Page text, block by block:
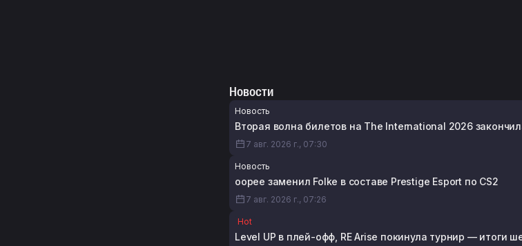
Новости
Новость
Вторая волна билетов на The International 2026
7 авг. 2026 г., 07:30
Новость
oopee заменил Folke в составе Prestige Esport по CS2
7 авг. 2026 г., 07:26
Hot
Level UP в плей-офф, RE Arise покинула турнир — итоги